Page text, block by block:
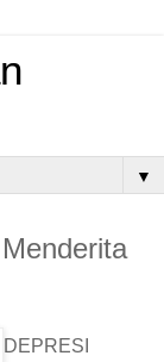
▼
DEPRESI